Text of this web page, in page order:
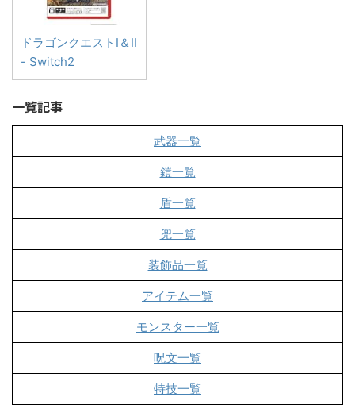
ドラゴンクエストI＆II
- Switch2
一覧記事
武器一覧
鎧一覧
盾一覧
兜一覧
装飾品一覧
アイテム一覧
モンスター一覧
呪文一覧
特技一覧